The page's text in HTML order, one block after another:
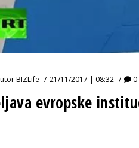
BIZLife 21/11/2017 | 08:32 0
evropske